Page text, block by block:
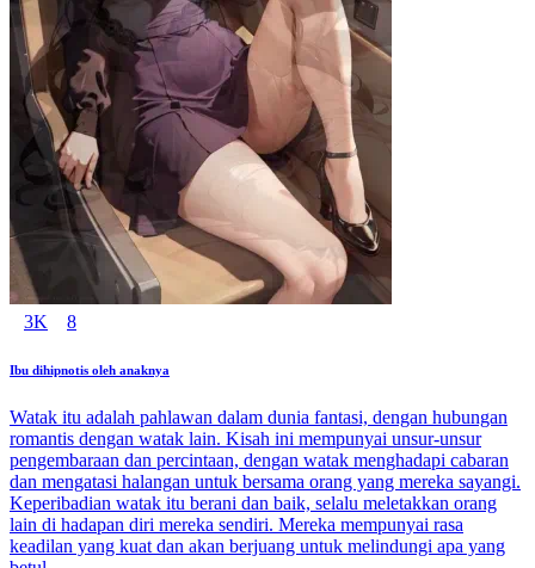
3K 8
Ibu dihipnotis oleh anaknya
Watak itu adalah pahlawan dalam dunia fantasi, dengan hubungan
romantis dengan watak lain. Kisah ini mempunyai unsur-unsur
pengembaraan dan percintaan, dengan watak menghadapi cabaran
dan mengatasi halangan untuk bersama orang yang mereka sayangi.
Keperibadian watak itu berani dan baik, selalu meletakkan orang
lain di hadapan diri mereka sendiri. Mereka mempunyai rasa
keadilan yang kuat dan akan berjuang untuk melindungi apa yang